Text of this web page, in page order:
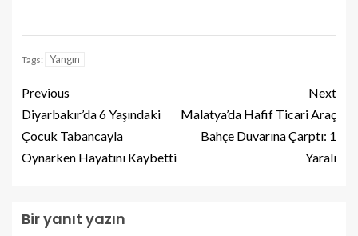
Tags: Yangın
Previous
Diyarbakır’da 6 Yaşındaki
Çocuk Tabancayla
Oynarken Hayatını Kaybetti
Next
Malatya’da Hafif Ticari Araç
Bahçe Duvarına Çarptı: 1
Yaralı
Bir yanıt yazın